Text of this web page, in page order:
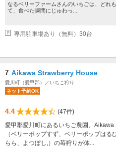
なるベリーファームさんのいちごは、どれ
て、食べた瞬間にじゅわっ...
専用駐車場あり（無料）30台
7 Aikawa Strawberry House
愛川町（愛甲郡）／いちご狩り
ネット予約OK
4.4
(47件)
愛甲郡愛川町にあるいちご農園、
（ベリーポップすず、ベリーポップは
らら、よつぼし,）の苺狩りが体...